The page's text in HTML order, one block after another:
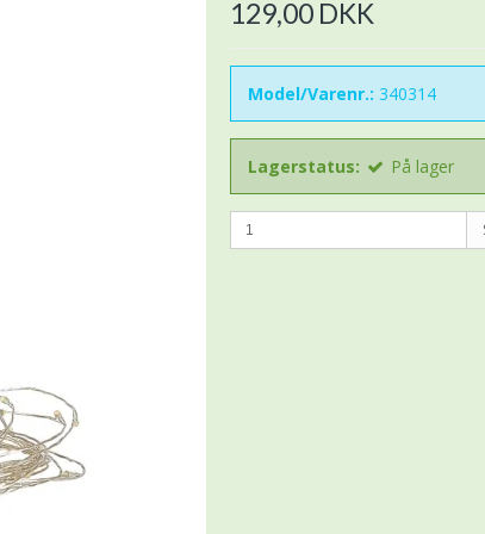
129,00 DKK
Model/Varenr.: 340314
Lagerstatus: På lager